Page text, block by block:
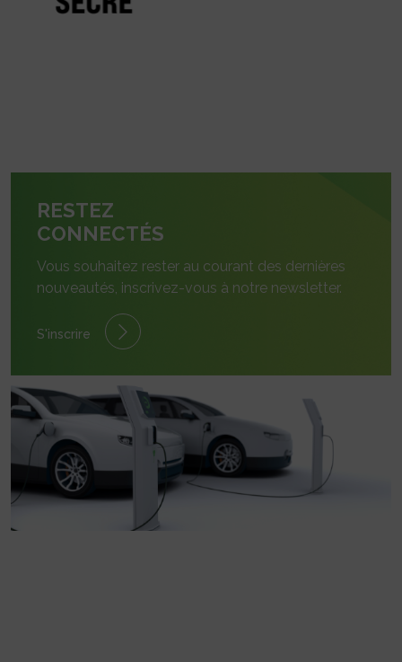
RESTEZ
CONNECTÉS
Vous souhaitez rester au courant des dernières
nouveautés, inscrivez-vous à notre newsletter.
S'inscrire